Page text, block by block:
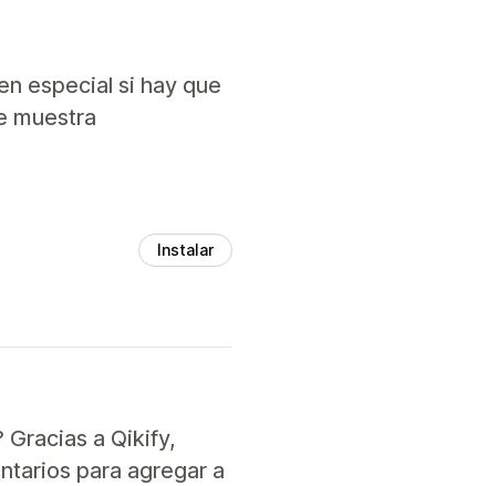
especial si hay que
muestra
Instalar
Gracias a Qikify,
para agregar a